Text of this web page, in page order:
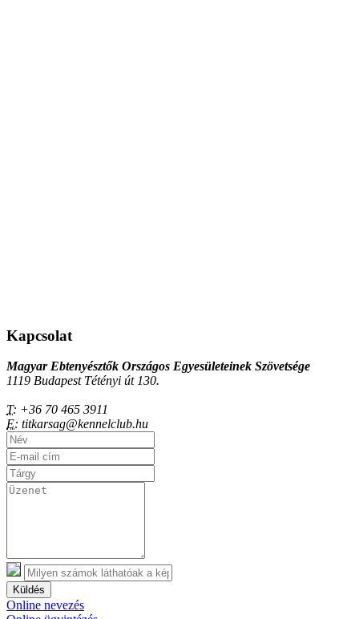
Kapcsolat
Magyar Ebtenyésztők Országos Egyesületeinek Szövetsége
1119 Budapest Tétényi út 130.
T: +36 70 465 3911
E: titkarsag@kennelclub.hu
Küldés
Online nevezés